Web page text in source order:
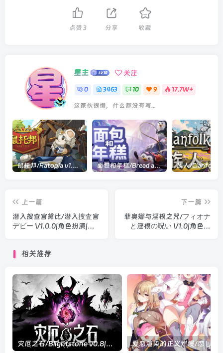
点赞 3 分享 收藏
星主 关注
0 3463 10 9 17.7W+
这家伙很懒，什么都没有写...
鼠托邦/Ratopia v1.0.0530|策略模拟|容量2.9GB|官方中文版 面包和年糕/Bread and Fred Build.21411256|动作冒险|容量1.1GB|官方中文版
上一篇
潜入搜查官黛比/潜入捜査官
デビー V1.0.0|角色扮演|容
下一篇
菲奥娜与淫根之咒/フィオナ
と淫根の呪い V1.0|角色扮
相关推荐
灾厄之石/Blightstone v0.8|角色扮演|容量789MB|官方中文版